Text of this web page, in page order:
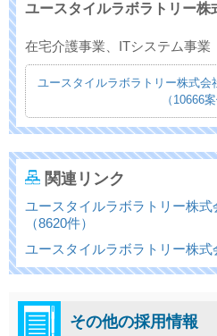
ユースタイルラボラトリー株
在宅介護事業、ITシステム事業
ユースタイルラボラトリー株式
（10666案
関連リンク
ユースタイルラボラトリー株
（8620件）
ユースタイルラボラトリー株式
その他の採用情報